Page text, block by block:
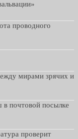
проводного
мирами зрячих и
почтовой посылке
проверит